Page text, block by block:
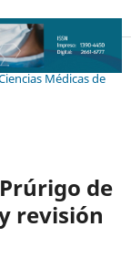
Médicas de
de
revisión